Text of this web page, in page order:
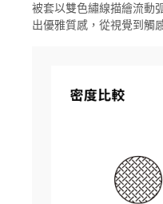
被套以雙色繡線描繪流動
出優雅質感，從視覺到觸